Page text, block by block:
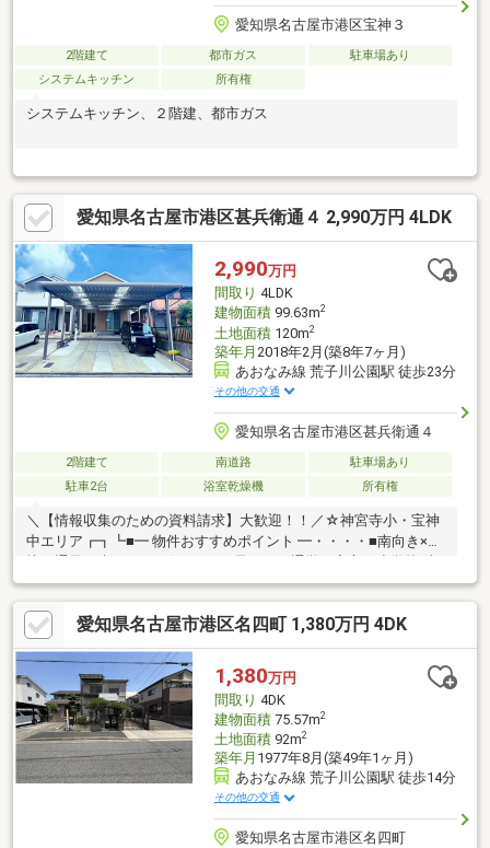
愛知県名古屋市港区宝神３
2階建て 都市ガス
駐車場あり
システムキッチン
所有権
システムキッチン、２階建、都市ガス
愛知県名古屋市港区甚兵衛通４ 2,990万円 4LDK
2,990万円
間取り 4LDK
建物面積99.63m2
土地面積120m2
築年月 2018年2月(築8年7ヶ月)
あおなみ線 荒子川公園駅 徒歩23分
その他の交通
愛知県名古屋市港区甚兵衛通４
2階建て 南道路
駐車場あり
駐車2台
浴室乾燥機 所有権
＼【情報収集のための資料請求】大歓迎！！／☆神宮寺小・宝神
中エリア┏┓┗■━ 物件おすすめポイント ━・・・・■南向き×爽
歩7分の贅沢な距離感■雨や紫外線から車を守ってくれるカーポー
ト付き（並列2台分）──【“暮らしを豊かにする”設備が充実】──
＊エアコン3台付き ＊浴室乾燥機 ＊浄水器 ＊TVモニター付
きインターホン
愛知県名古屋市港区名四町 1,380万円 4DK
1,380万円
間取り 4DK
建物面積75.57m2
土地面積92m2
築年月 1977年8月(築49年1ヶ月)
あおなみ線 荒子川公園駅 徒歩14分
その他の交通
愛知県名古屋市港区名四町